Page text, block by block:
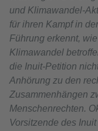
und Klimawandel-
für ihren Kampf in
Führung erkennt,
Klimawandel
die Inuit-Petition
Anhörung zu den
Zusammenhängen
Menschenrechten.
Vorsitzende des